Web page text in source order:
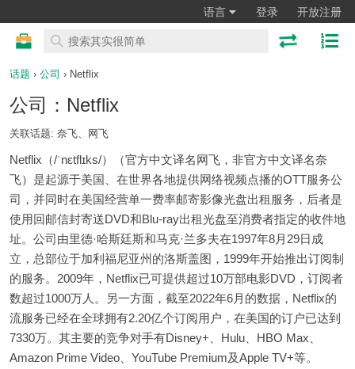
语言 登录 开放注册
话题 › 公司 › Netflix
公司：Netflix
关联话题: 奈飞、网飞
Netflix（/ˈnɛtflɪks/）（官方中文译名网飞，非官方中文译名奈
飞）是起源于美国、在世界各地提供网络视频点播的OTT服务公
司，并同时在美国经营单一费率邮寄影像光盘出租服务，后者是
使用回邮信封寄送DVD和Blu-ray出租光盘至消费者指定的收件地
址。公司由里德·哈斯廷斯和马克·兰多夫在1997年8月29日成
立，总部位于加利福尼亚州的洛斯盖图，1999年开始推出订阅制
的服务。2009年，Netflix已可提供超过10万部电影DVD，订阅者
数超过1000万人。另一方面，截至2022年6月的数据，Netflix的
流服务已经在全球拥有2.20亿个订阅用户，在美国的订户已达到
7330万。其主要的竞争对手有Disney+、Hulu、HBO Max、
Amazon Prime Video、YouTube Premium及Apple TV+等。